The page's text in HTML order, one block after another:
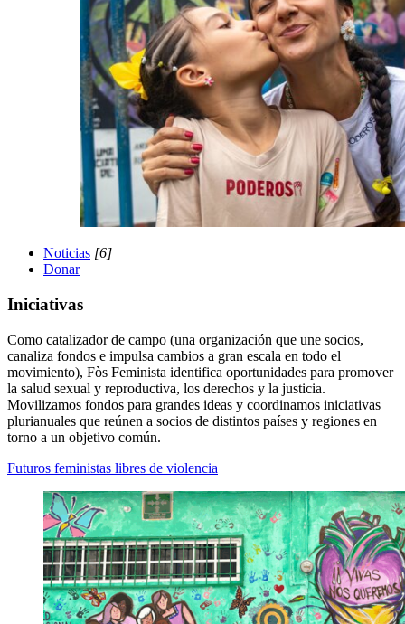
Noticias [6]
Donar
Iniciativas
Como catalizador de campo (una organización que une socios,
canaliza fondos e impulsa cambios a gran escala en todo el
movimiento), Fòs Feminista identifica oportunidades para promover
la salud sexual y reproductiva, los derechos y la justicia.
Movilizamos fondos para grandes ideas y coordinamos iniciativas
plurianuales que reúnen a socios de distintos países y regiones en
torno a un objetivo común.
Futuros feministas libres de violencia